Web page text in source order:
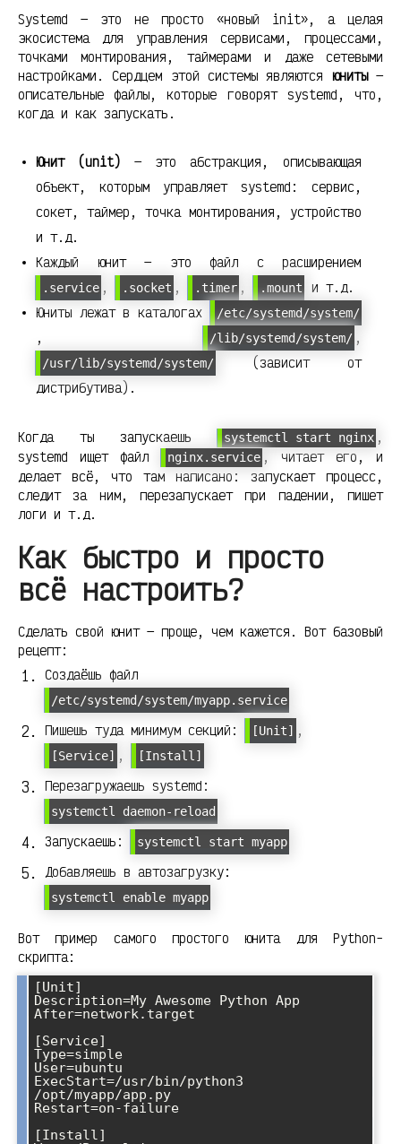
Systemd — это не просто «новый init», а целая
экосистема для управления сервисами, процессами,
точками монтирования, таймерами и даже сетевыми
настройками. Сердцем этой системы являются юниты—
описательные файлы, которые говорят systemd, что,
когда и как запускать.
Юнит (unit) — это абстракция, описывающая
объект, которым управляет systemd: сервис,
сокет, таймер, точка монтирования, устройство
и т.д.
Каждый юнит — это файл с расширением
.service , .socket , .timer , .mount
и т.д.
Юниты лежат в каталогах
/etc/systemd/system/
, /lib/systemd/system/ ,
/usr/lib/systemd/system/
(зависит от
дистрибутива).
Когда ты запускаешь systemctl start nginx ,
systemd ищет файл
nginx.service , читает его, и
делает всё, что там написано: запускает процесс,
следит за ним, перезапускает при падении, пишет
логи и т.д.
Как быстро и просто
всё настроить?
Сделать свой юнит — проще, чем кажется. Вот базовый
рецепт:
Создаёшь файл
/etc/systemd/system/myapp.service
Пишешь туда минимум секций: [Unit] ,
[Service] , [Install]
Перезагружаешь systemd:
systemctl daemon-reload
Запускаешь: systemctl start myapp
Добавляешь в автозагрузку:
systemctl enable myapp
Вот пример самого простого юнита для Python-
скрипта:
[Unit]
Description=My Awesome Python App
After=network.target
[Service]
Type=simple
User=ubuntu
ExecStart=/usr/bin/python3
/opt/myapp/app.py
Restart=on-failure
[Install]